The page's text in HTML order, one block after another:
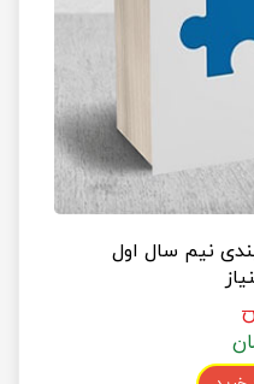
نیم سال اول